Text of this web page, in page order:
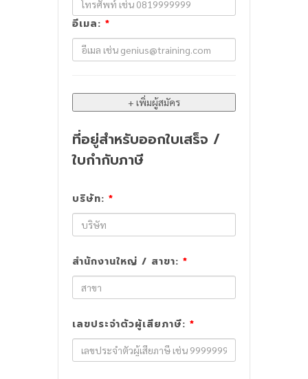
อีเมล: *
ที่อยู่สำหรับออกใบเสร็จ /
ใบกำกับภาษี
บริษัท: *
สำนักงานใหญ่ / สาขา: *
เลขประจำตัวผู้เสียภาษี: *